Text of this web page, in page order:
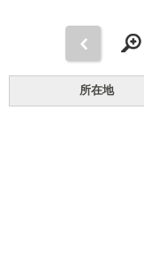
所在地